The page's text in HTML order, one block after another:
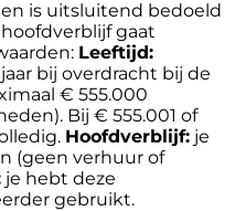
is uitsluitend bedoeld
gaat
Leeftijd:
bij overdracht bij de
€ 555.000
Bij € 555.001 of
Hoofdverblijf: je
(geen verhuur of
je hebt deze
gebruikt.